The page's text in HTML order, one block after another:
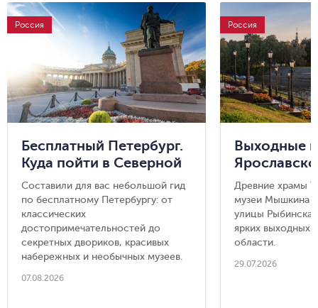
Россия
Бесплатный Петербург.
Куда пойти в Северной
столице и не потратить
ни копейки
Составили для вас небольшой гид
по бесплатному Петербургу: от
классических
достопримечательностей до
секретных двориков, красивых
набережных и необычных музеев.
07.08.2026
Россия
Выходные в
Углич,
Рыбинск
Древние храмы
музеи Мышкина
улицы Рыбинска
ярких выходных
области.
29.07.2026